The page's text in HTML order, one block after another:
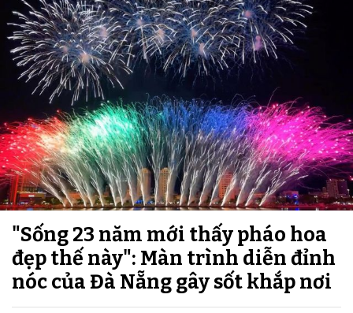
"Sống 23 năm mới thấy pháo hoa
đẹp thế này": Màn trình diễn đỉnh
nóc của Đà Nẵng gây sốt khắp nơi